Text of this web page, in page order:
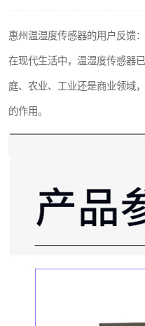
惠州温湿度传感器的用户反馈
在现代生活中，温湿度传感器
庭、农业、工业还是商业领域
的作用。